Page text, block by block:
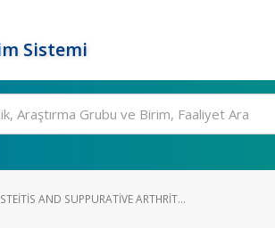
Sistemi
AND SUPPURATIVE ARTHRIT...